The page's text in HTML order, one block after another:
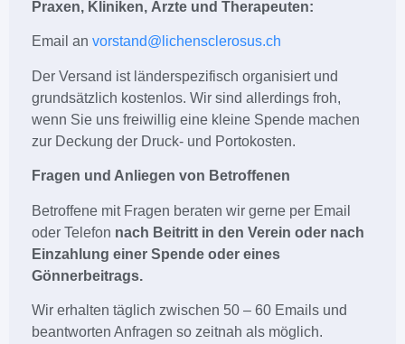
Praxen, Kliniken, Ärzte und Therapeuten:
Email an vorstand@lichensclerosus.ch
Der Versand ist länderspezifisch organisiert und
grundsätzlich kostenlos. Wir sind allerdings froh,
wenn Sie uns freiwillig eine kleine Spende machen
zur Deckung der Druck- und Portokosten.
Fragen und Anliegen von Betroffenen
Betroffene mit Fragen beraten wir gerne per Email
oder Telefon nach Beitritt in den Verein oder nach
Einzahlung einer Spende oder eines
Gönnerbeitrags.
Wir erhalten täglich zwischen 50 – 60 Emails und
beantworten Anfragen so zeitnah als möglich.